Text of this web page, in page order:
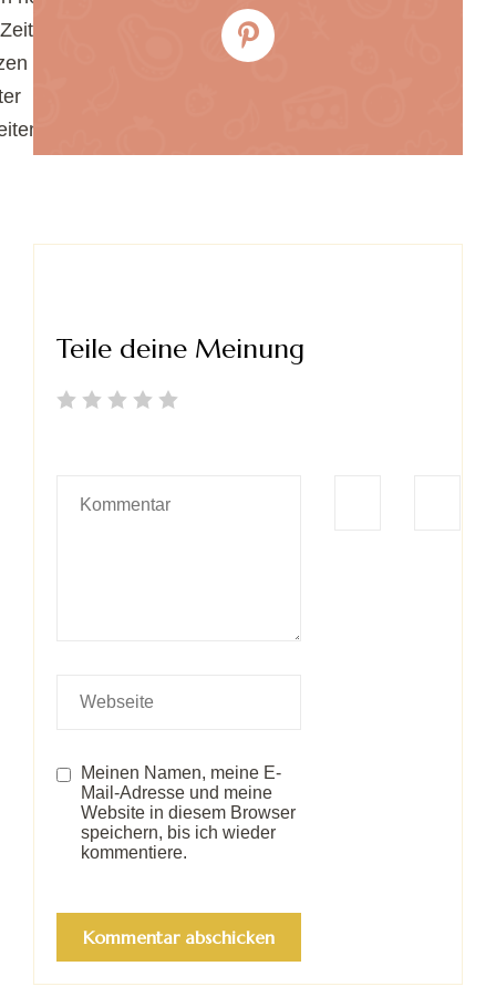
und
Teile deine Meinung
Meinen Namen, meine E-
Mail-Adresse und meine
Website in diesem Browser
speichern, bis ich wieder
kommentiere.